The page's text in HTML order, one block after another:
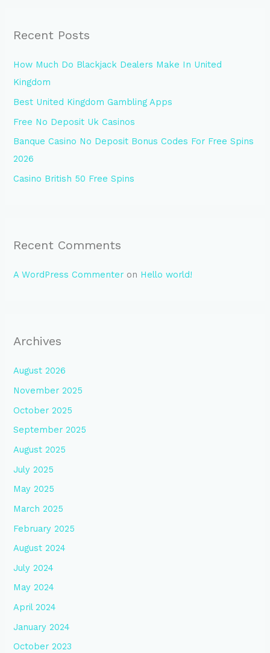
c
f
o
r
:
Recent Posts
How Much Do Blackjack Dealers Make In United
Kingdom
Best United Kingdom Gambling Apps
Free No Deposit Uk Casinos
Banque Casino No Deposit Bonus Codes For Free Spins
2026
Casino British 50 Free Spins
Recent Comments
A WordPress Commenter on Hello world!
Archives
August 2026
November 2025
October 2025
September 2025
August 2025
July 2025
May 2025
March 2025
February 2025
August 2024
July 2024
May 2024
April 2024
January 2024
October 2023